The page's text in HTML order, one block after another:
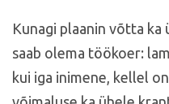
Kunagi plaanin võtta ka
saab olema töökoer:
kui iga inimene, kellel